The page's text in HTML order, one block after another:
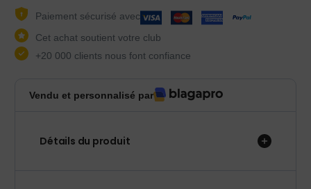
Paiement sécurisé avec
Cet achat soutient votre club
+20 000 clients nous font confiance
Vendu et personnalisé par
Détails du produit